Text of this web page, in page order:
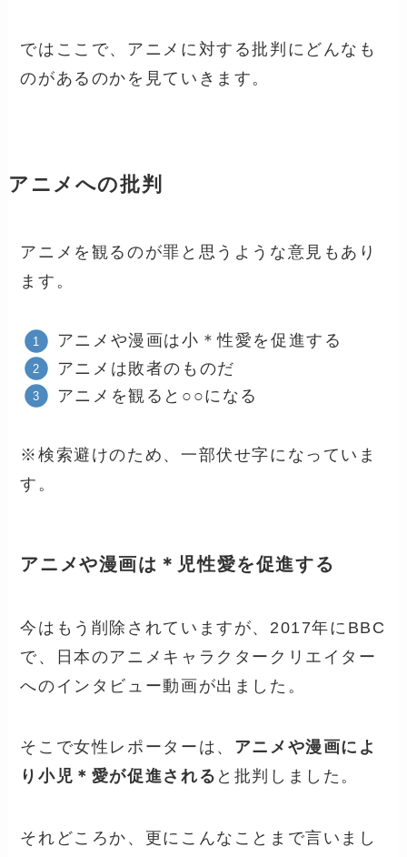
ではここで、アニメに対する批判にどんなも
のがあるのかを見ていきます。
アニメへの批判
アニメを観るのが罪と思うような意見もあり
ます。
アニメや漫画は小＊性愛を促進する
アニメは敗者のものだ
アニメを観ると○○になる
※検索避けのため、一部伏せ字になっていま
す。
アニメや漫画は＊児性愛を促進する
今はもう削除されていますが、2017年にBBC
で、日本のアニメキャラクタークリエイター
へのインタビュー動画が出ました。
そこで女性レポーターは、 アニメや漫画によ
り小児＊愛が促進される と批判しました。
それどころか、更にこんなことまで言いまし